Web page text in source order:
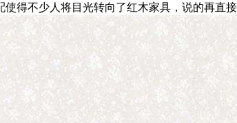
得不少人将目光转向了红木家具，说的再直接